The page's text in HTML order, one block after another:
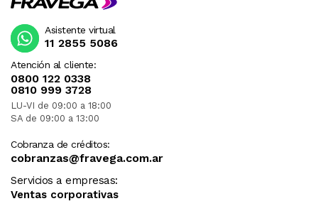
Atención al cliente:
0800 122 0338
0810 999 3728
LU-VI de 09:00 a 18:00
SA de 09:00 a 13:00
Cobranza de créditos:
cobranzas@fravega.com.ar
Servicios a empresas:
Ventas corporativas
Asistente virtual
11 2855 5086